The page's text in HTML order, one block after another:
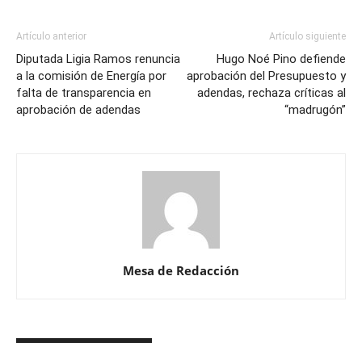
Artículo anterior
Diputada Ligia Ramos renuncia
a la comisión de Energía por
falta de transparencia en
aprobación de adendas
Artículo siguiente
Hugo Noé Pino defiende
aprobación del Presupuesto y
adendas, rechaza críticas al
“madrugón”
Mesa de Redacción